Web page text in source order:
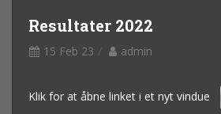
Resultater 2022
15 Feb 23 admin
Klik for at åbne linket i et nyt vindue